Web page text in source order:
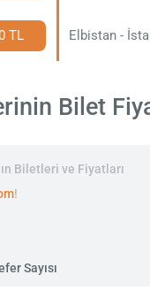
TL Elbistan -
Bilet
Biletleri ve Fiyatları
!
Sayısı